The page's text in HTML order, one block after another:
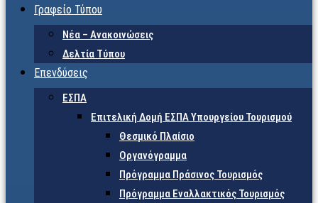
Γραφείο Τύπου
Νέα – Ανακοινώσεις
Δελτία Τύπου
Επενδύσεις
ΕΣΠΑ
Επιτελική Δομή ΕΣΠΑ Υπουργείου Τουρισμού
Θεσμικό Πλαίσιο
Οργανόγραμμα
Πρόγραμμα Πράσινος Τουρισμός
Πρόγραμμα Εναλλακτικός Τουρισμός